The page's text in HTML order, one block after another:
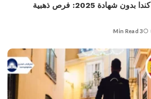
المهن المطلوبة في كندا بدون شهادة 2025: فرص ذهبية
3 Min Read